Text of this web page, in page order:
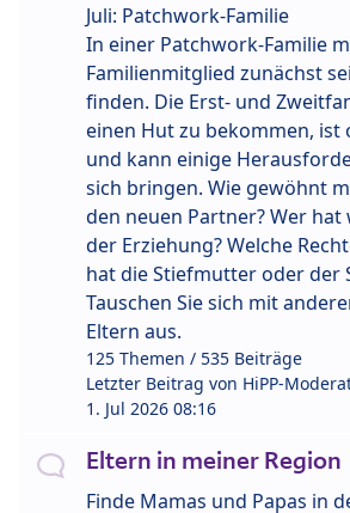
Juli: Patchwork-Familie
In einer Patchwork-Familie
Familienmitglied zunächst
finden. Die Erst- und
einen Hut zu bekommen,
und kann einige
sich bringen. Wie gewöhnt
den neuen Partner? Wer hat
der Erziehung? Welche
hat die Stiefmutter oder der
Tauschen Sie sich mit
Eltern aus.
125 Themen / 535 Beiträge
Letzter Beitrag von HiPP-
1. Jul 2026 08:16
Eltern in meiner Region
Finde Mamas und Papas in